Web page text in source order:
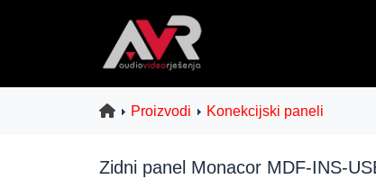
Proizvodi Konekcijski paneli
Zidni panel Monacor MDF-INS-